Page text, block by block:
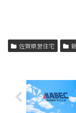
佐賀県営住宅